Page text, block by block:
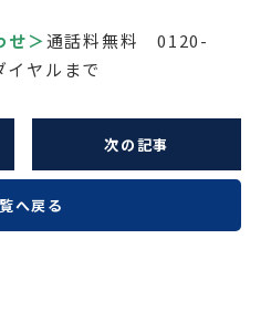
せ＞通話料無料 0120-
ヤルまで
次の記事
へ戻る